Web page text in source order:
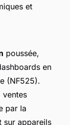
et
poussée,
en
(NF525).
ventes
par la
sur appareils